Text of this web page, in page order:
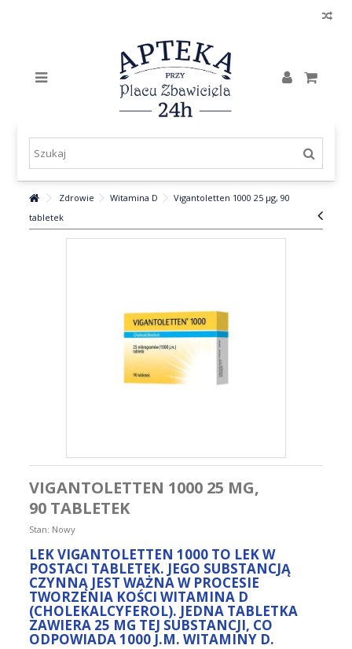
Zdrowie Witamina D
Vigantoletten 1000 25 μg, 90
tabletek
VIGANTOLETTEN 1000 25 ΜG,
90 TABLETEK
Stan: Nowy
LEK VIGANTOLETTEN 1000 TO LEK W
POSTACI TABLETEK. JEGO SUBSTANCJĄ
CZYNNĄ JEST WAŻNA W PROCESIE
TWORZENIA KOŚCI WITAMINA D
(CHOLEKALCYFEROL). JEDNA TABLETKA
ZAWIERA 25 ΜG TEJ SUBSTANCJI, CO
ODPOWIADA 1000 J.M. WITAMINY D.